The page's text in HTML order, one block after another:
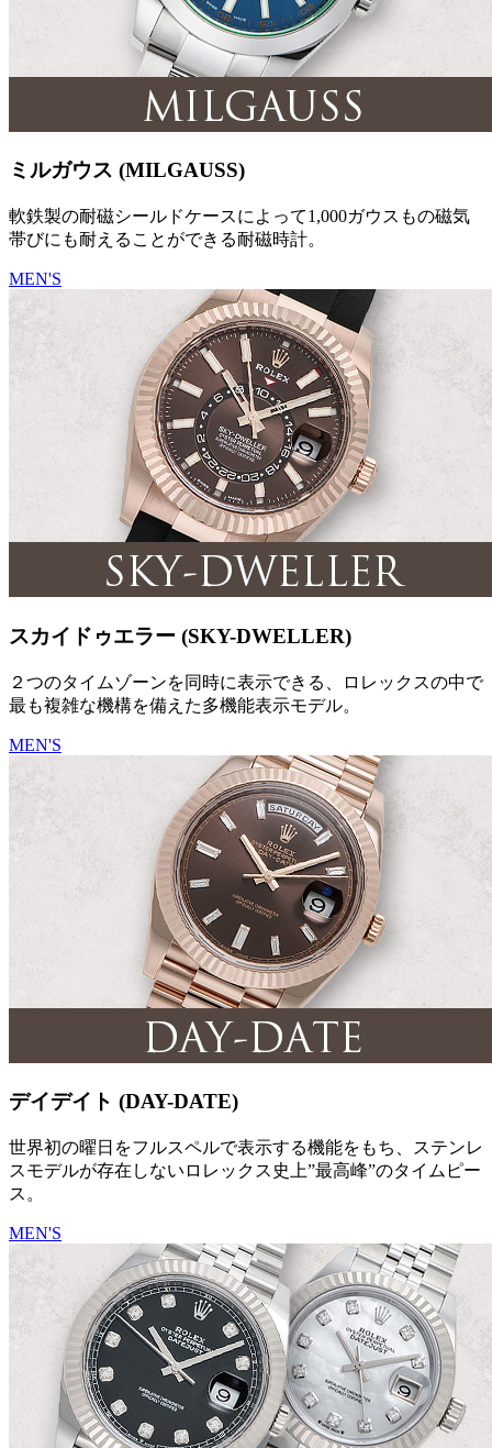
ミルガウス (MILGAUSS)
軟鉄製の耐磁シールドケースによって1,000ガウスもの磁気
帯びにも耐えることができる耐磁時計。
MEN'S
スカイドゥエラー (SKY-DWELLER)
２つのタイムゾーンを同時に表示できる、ロレックスの中で
最も複雑な機構を備えた多機能表示モデル。
MEN'S
デイデイト (DAY-DATE)
世界初の曜日をフルスペルで表示する機能をもち、ステンレ
スモデルが存在しないロレックス史上”最高峰”のタイムピー
ス。
MEN'S